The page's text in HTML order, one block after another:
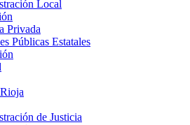
Local
Privada
Públicas Estatales
de Justicia